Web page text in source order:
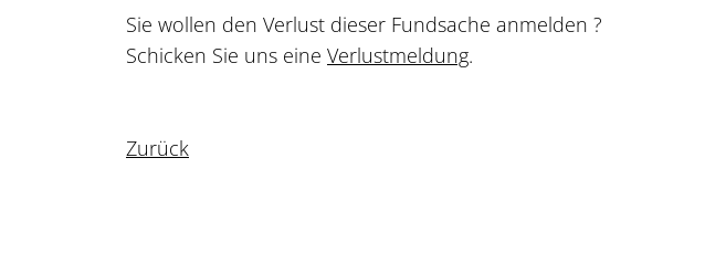
Sie wollen den Verlust dieser Fundsache anmelden ?
Schicken Sie uns eine Verlustmeldung.
Zurück